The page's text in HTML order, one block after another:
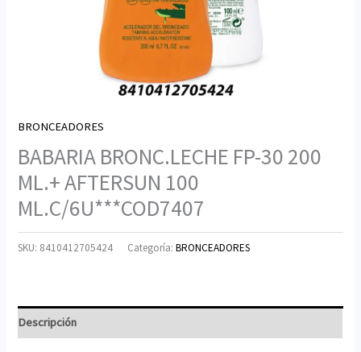
BRONCEADORES
BABARIA BRONC.LECHE FP-30 200
ML.+ AFTERSUN 100
ML.C/6U***COD7407
SKU: 8410412705424 Categoría:BRONCEADORES
Descripción